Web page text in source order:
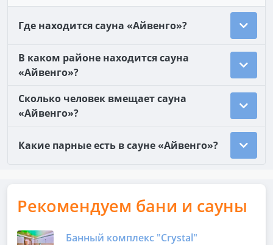
Где находится сауна «Айвенго»?
В каком районе находится сауна
«Айвенго»?
Сколько человек вмещает сауна
«Айвенго»?
Какие парные есть в сауне «Айвенго»?
Рекомендуем бани и сауны
Банный комплекс "Crystal"